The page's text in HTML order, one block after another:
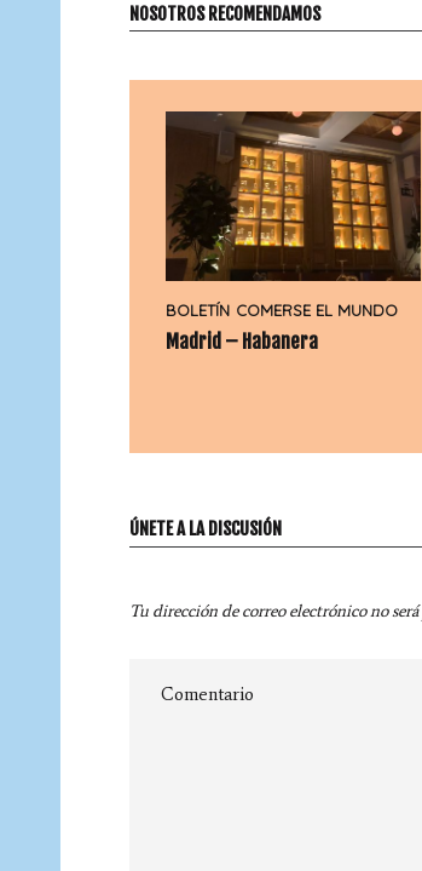
NOSOTROS RECOMENDAMOS
BOLETÍN COMERSE EL MUNDO
Madrid – Habanera
ÚNETE A LA DISCUSIÓN
Tu dirección de correo electrónico no